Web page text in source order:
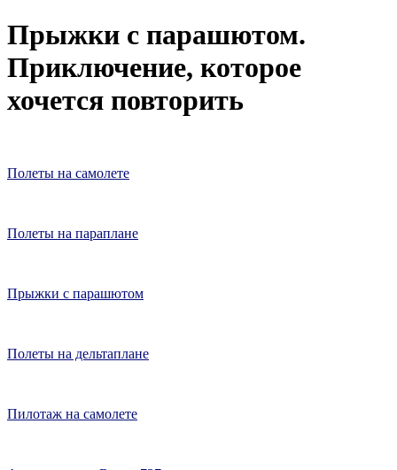
Прыжки с парашютом.
Приключение, которое
хочется повторить
Полеты на самолете
Полеты на параплане
Прыжки с парашютом
Полеты на дельтаплане
Пилотаж на самолете